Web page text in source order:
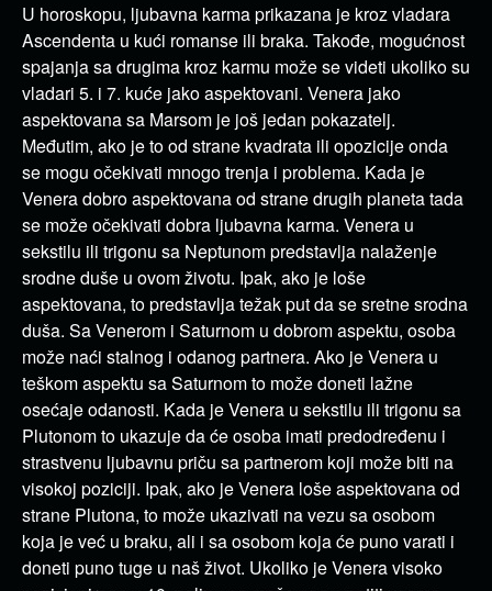
U horoskopu, ljubavna karma prikazana je kroz vladara
Ascendenta u kući romanse ili braka. Takođe, mogućnost
spajanja sa drugima kroz karmu može se videti ukoliko su
vladari 5. i 7. kuće jako aspektovani. Venera jako
aspektovana sa Marsom je još jedan pokazatelj.
Međutim, ako je to od strane kvadrata ili opozicije onda
se mogu očekivati mnogo trenja i problema. Kada je
Venera dobro aspektovana od strane drugih planeta tada
se može očekivati dobra ljubavna karma. Venera u
sekstilu ili trigonu sa Neptunom predstavlja nalaženje
srodne duše u ovom životu. Ipak, ako je loše
aspektovana, to predstavlja težak put da se sretne srodna
duša. Sa Venerom i Saturnom u dobrom aspektu, osoba
može naći stalnog i odanog partnera. Ako je Venera u
teškom aspektu sa Saturnom to može doneti lažne
osećaje odanosti. Kada je Venera u sekstilu ili trigonu sa
Plutonom to ukazuje da će osoba imati predodređenu i
strastvenu ljubavnu priču sa partnerom koji može biti na
visokoj poziciji. Ipak, ako je Venera loše aspektovana od
strane Plutona, to može ukazivati na vezu sa osobom
koja je već u braku, ali i sa osobom koja će puno varati i
doneti puno tuge u naš život. Ukoliko je Venera visoko